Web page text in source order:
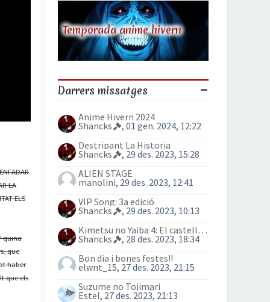
LA
ELS
quina
que
haber
que els
Temporada anime hivern
Darrers missatges
Anime Hivern 2024
Shancks
, 01 gen. 2024, 12:22
Destripant La Historia
Shancks
, 29 des. 2023, 15:28
ALIEN STAGE
manolini, 29 des. 2023, 12:41
VIP Song: 3a edició
Shancks
, 29 des. 2023, 10:13
Kimetsu no Yaiba 4: El castell Infinit
Shancks
, 28 des. 2023, 18:34
Bon dia i bones festes!!
elwnt_15, 27 des. 2023, 21:15
Suzume no Tojimari
Estel, 27 des. 2023, 21:13